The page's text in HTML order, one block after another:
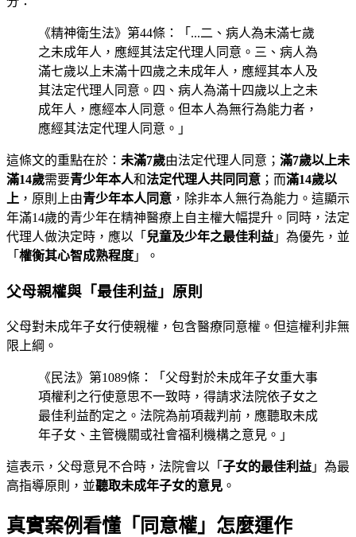
《精神衛生法》第44條：「...二、病人為未滿七歲
之未成年人，應經其法定代理人同意。三、病人為
滿七歲以上未滿十四歲之未成年人，應經其本人及
其法定代理人同意。四、病人為滿十四歲以上之未
成年人，應經本人同意。但本人為無行為能力者，
應經其法定代理人同意。」
這條文的重點在於： 未滿7歲由法定代理人同意； 滿7歲以上未
滿14歲需要青少年本人和法定代理人共同同意 ；而滿14歲以
上 ，原則上由青少年本人同意 ，除非本人無行為能力。這顯示
年滿14歲的青少年在精神醫療上自主權大幅提升。同時，法定
代理人做決定時，應以「 兒童及少年之最佳利益 」為優先，並
「 權衡其心智成熟程度 」。
父母親權與「最佳利益」原則
父母對未成年子女行使親權，包含醫療同意權。但這權利非無
限上綱。
《民法》第1089條：「父母對於未成年子女重大事
項權利之行使意思不一致時，得請求法院依子女之
最佳利益酌定之。法院為前項裁判前，應聽取未成
年子女、主管機關或社會福利機構之意見。」
這表示，父母意見不合時，法院會以「 子女的最佳利益 」為最
高指導原則，並聽取未成年子女的意見 。
真實案例看懂「同意權」怎麼運作